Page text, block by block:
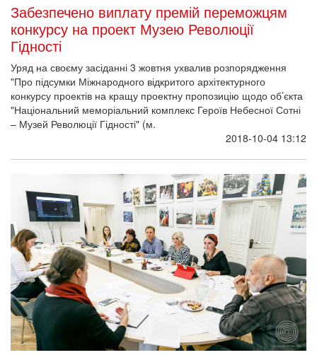
Забезпечено виплату премій переможцям
конкурсу на проект Музею Революції
Гідності
Уряд на своєму засіданні 3 жовтня ухвалив розпорядження
"Про підсумки Міжнародного відкритого архітектурного
конкурсу проектів на кращу проектну пропозицію щодо об’єкта
"Національний меморіальний комплекс Героїв Небесної Сотні
– Музей Революції Гідності" (м.
2018-10-04 13:12